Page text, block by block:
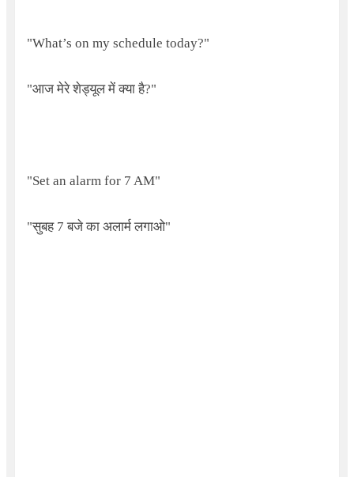
"What’s on my schedule today?"
"आज मेरे शेड्यूल में क्या है?"
"Set an alarm for 7 AM"
"सुबह 7 बजे का अलार्म लगाओ"